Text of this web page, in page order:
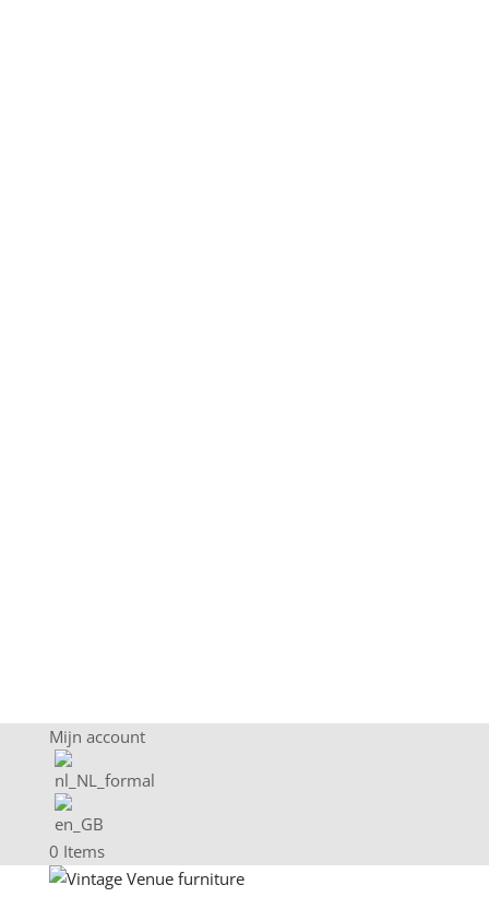
Mijn account
0 Items